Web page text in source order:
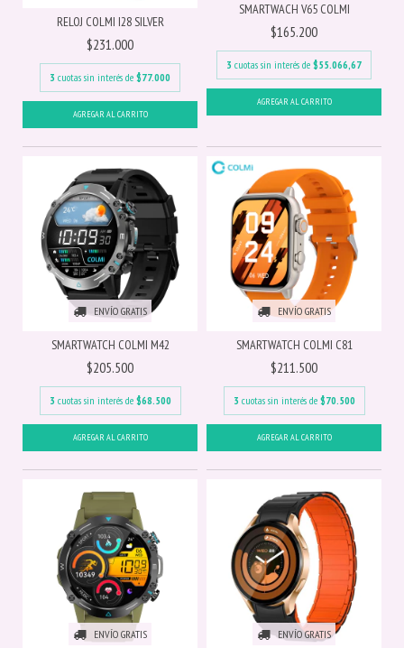
RELOJ COLMI I28 SILVER
$231.000
3 cuotas sin interés de $77.000
SMARTWACH V65 COLMI
$165.200
3 cuotas sin interés de $55.066,67
ENVÍO GRATIS
SMARTWATCH COLMI M42
$205.500
3 cuotas sin interés de $68.500
ENVÍO GRATIS
SMARTWATCH COLMI C81
$211.500
3 cuotas sin interés de $70.500
ENVÍO GRATIS ENVÍO GRATIS